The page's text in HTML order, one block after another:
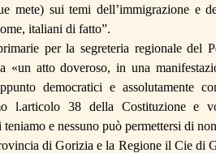
mete) sui temi dell’immigrazione e
italiani di fatto”.
per la segreteria regionale del
«un atto doveroso, in una
democratici e assolutamente
l.articolo 38 della Costituzione e
e nessuno può permettersi di
di Gorizia ela Regioneil Ciedi